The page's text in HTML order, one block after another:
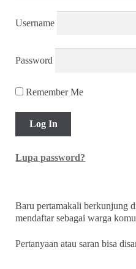
Username
Password
Remember Me
Lupa password?
Baru pertamakali berkunjung
mendaftar sebagai warga
Pertanyaan atau saran bisa